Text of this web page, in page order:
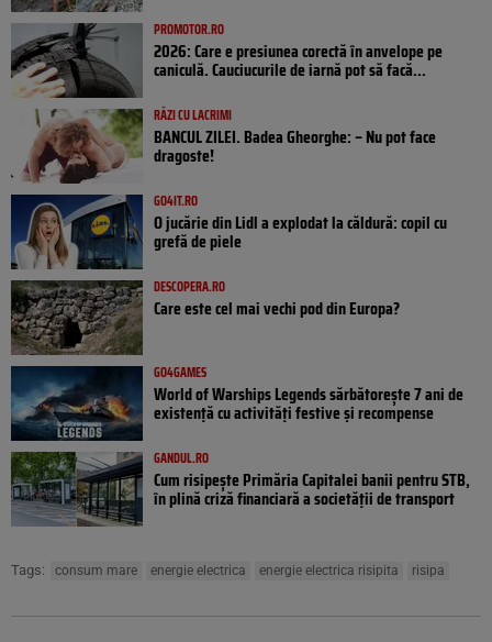
PROMOTOR.RO
2026: Care e presiunea corectă în anvelope pe
caniculă. Cauciucurile de iarnă pot să facă...
RÂZI CU LACRIMI
BANCUL ZILEI. Badea Gheorghe: – Nu pot face
dragoste!
GO4IT.RO
O jucărie din Lidl a explodat la căldură: copil cu
grefă de piele
DESCOPERA.RO
Care este cel mai vechi pod din Europa?
GO4GAMES
World of Warships Legends sărbătorește 7 ani de
existență cu activități festive și recompense
GANDUL.RO
Cum risipește Primăria Capitalei banii pentru STB,
în plină criză financiară a societății de transport
Tags: consum mare energie electrica energie electrica risipita risipa